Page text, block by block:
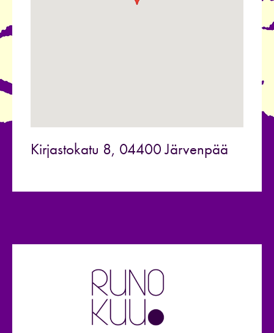
Kirjastokatu 8, 04400 Järvenpää